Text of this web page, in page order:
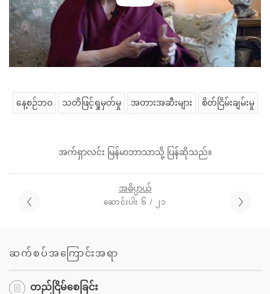
နေ့စဉ်ဘဝ သတိဖြင့်ရှုမှတ်မှု အတားအဆီးများ စိတ်ငြိမ်းချမ်းမှု
အက်ရှာလင်း မြန်မာဘာသာသို့ ပြန်ဆိုသည်။
အဓိပ္ပာယ်
ဆောင်းပါး ၆ / ၂၁
ဆက်စပ်အကြောင်းအရာ
တည်ငြိမ်စေခြင်း